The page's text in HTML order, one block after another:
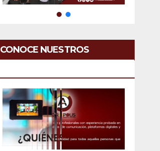
CONOCE NUESTROS